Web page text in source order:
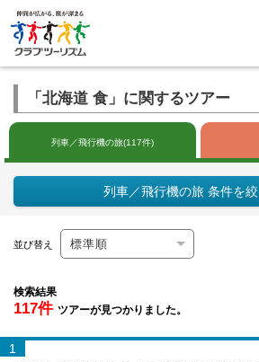
「北海道 食」に関するツアー
列車／飛行機の旅(117件)
列車／飛行機の旅 条件を
並び替え
検索結果
117件 ツアーが見つかりました。
1